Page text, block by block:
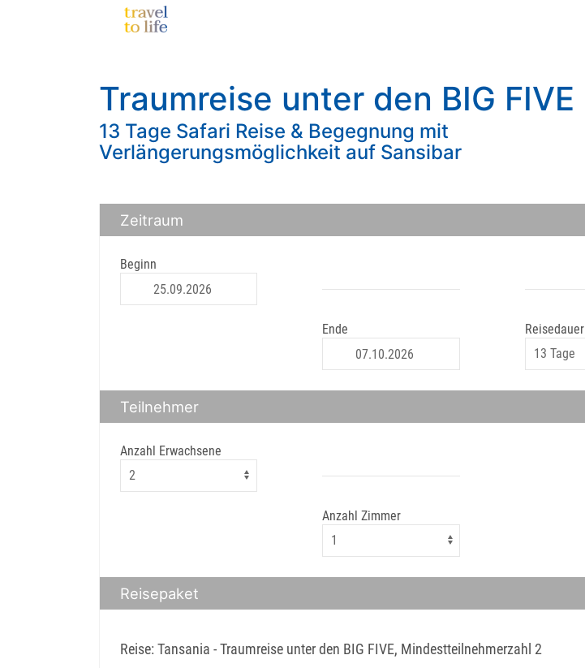
Traumreise unter den BIG FIVE
13 Tage Safari Reise & Begegnung mit
Verlängerungsmöglichkeit auf Sansibar
Zeitraum
Beginn
Ende Reisedauer
Teilnehmer
Anzahl Erwachsene
Anzahl Zimmer
Reisepaket
Reise: Tansania - Traumreise unter den BIG FIVE, Mindestteilnehmerzahl 2